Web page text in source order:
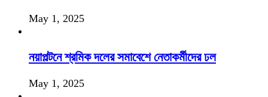
May 1, 2025
নয়াপল্টনে শ্রমিক দলের সমাবেশে নেতাকর্মীদের ঢল
May 1, 2025